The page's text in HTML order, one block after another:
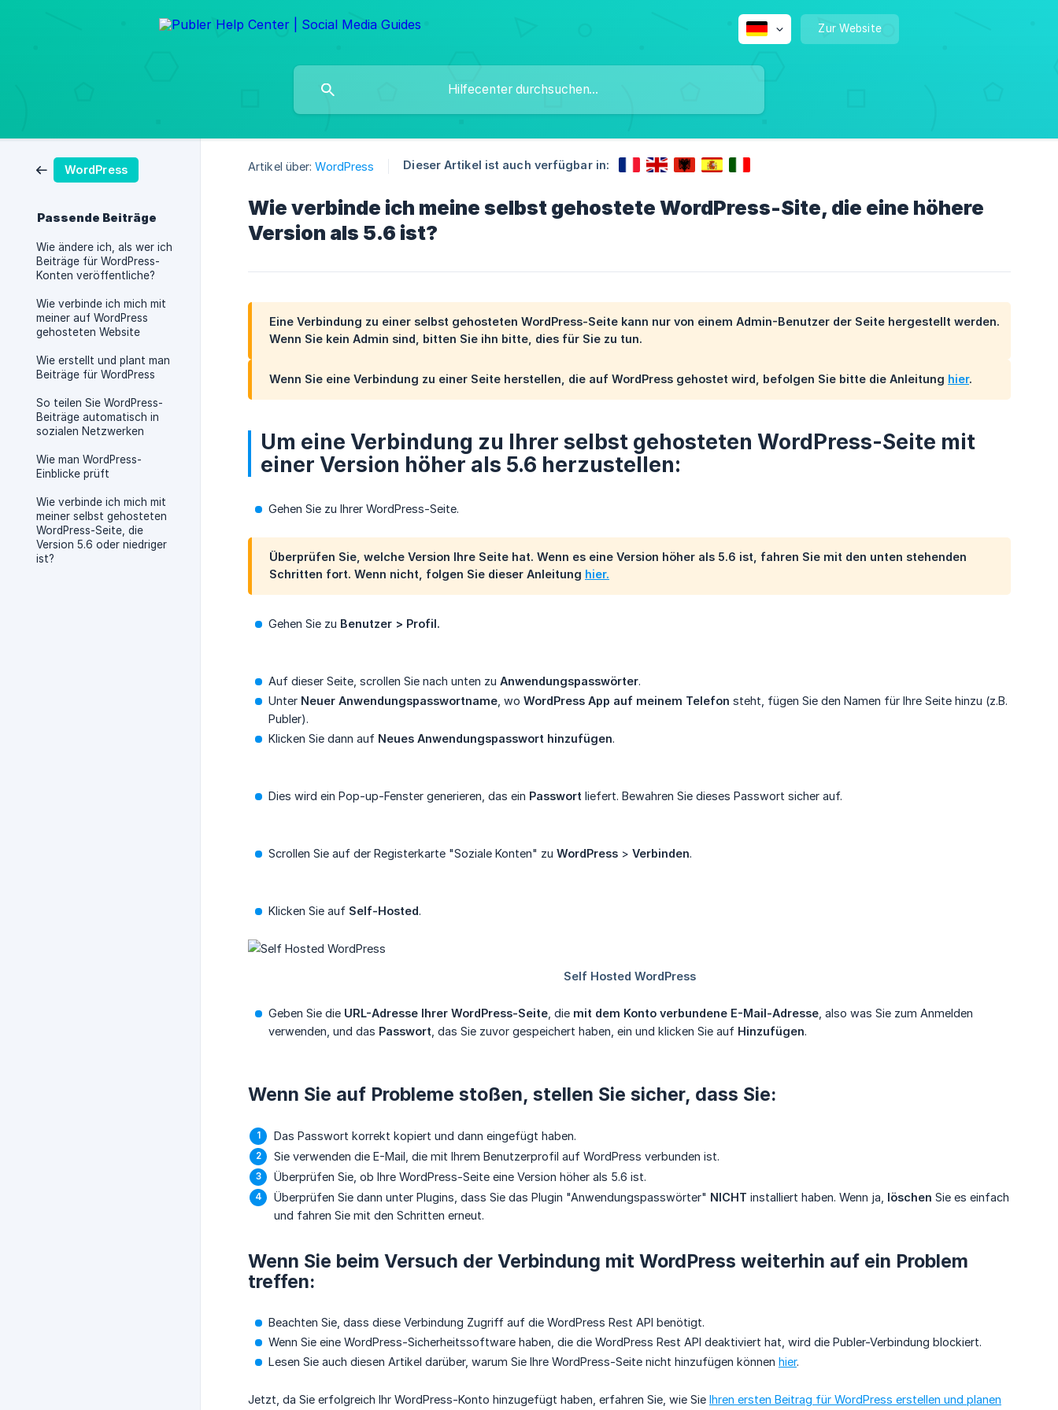
Zur Website
WordPress
Passende Beiträge
Wie ändere ich, als wer ich
Beiträge für WordPress-
Konten veröffentliche?
Wie verbinde ich mich mit
meiner auf WordPress
gehosteten Website
Wie erstellt und plant man
Beiträge für WordPress
So teilen Sie WordPress-
Beiträge automatisch in
sozialen Netzwerken
Wie man WordPress-
Einblicke prüft
Wie verbinde ich mich mit
meiner selbst gehosteten
WordPress-Seite, die
Version 5.6 oder niedriger
ist?
Artikel über: WordPress Dieser Artikel ist auch verfügbar in:
Wie verbinde ich meine selbst gehostete WordPress-Site, die eine höhere
Version als 5.6 ist?
Eine Verbindung zu einer selbst gehosteten WordPress-Seite kann nur von einem Admin-Benutzer der Seite hergestellt werden.
Wenn Sie kein Admin sind, bitten Sie ihn bitte, dies für Sie zu tun.
Wenn Sie eine Verbindung zu einer Seite herstellen, die auf WordPress gehostet wird, befolgen Sie bitte die Anleitung hier.
Um eine Verbindung zu Ihrer selbst gehosteten WordPress-Seite mit
einer Version höher als 5.6 herzustellen:
Gehen Sie zu Ihrer WordPress-Seite.
Überprüfen Sie, welche Version Ihre Seite hat. Wenn es eine Version höher als 5.6 ist, fahren Sie mit den unten stehenden
Schritten fort. Wenn nicht, folgen Sie dieser Anleitung hier.
Gehen Sie zu Benutzer > Profil.
Auf dieser Seite, scrollen Sie nach unten zu Anwendungspasswörter.
Unter Neuer Anwendungspasswortname , wo WordPress App auf meinem Telefon steht, fügen Sie den Namen für Ihre Seite hinzu (z.B.
Publer).
Klicken Sie dann auf Neues Anwendungspasswort hinzufügen.
Dies wird ein Pop-up-Fenster generieren, das ein Passwort liefert. Bewahren Sie dieses Passwort sicher auf.
Scrollen Sie auf der Registerkarte "Soziale Konten" zu WordPress > Verbinden.
Klicken Sie auf Self-Hosted.
Geben Sie die URL-Adresse Ihrer WordPress-Seite , die mit dem Konto verbundene E-Mail-Adresse , also was Sie zum Anmelden
verwenden, und das Passwort , das Sie zuvor gespeichert haben, ein und klicken Sie auf Hinzufügen.
Wenn Sie auf Probleme stoßen, stellen Sie sicher, dass Sie:
Das Passwort korrekt kopiert und dann eingefügt haben.
Sie verwenden die E-Mail, die mit Ihrem Benutzerprofil auf WordPress verbunden ist.
Überprüfen Sie, ob Ihre WordPress-Seite eine Version höher als 5.6 ist.
Überprüfen Sie dann unter Plugins, dass Sie das Plugin "Anwendungspasswörter" NICHT installiert haben. Wenn ja, löschen Sie es einfach
und fahren Sie mit den Schritten erneut.
Wenn Sie beim Versuch der Verbindung mit WordPress weiterhin auf ein Problem
treffen:
Beachten Sie, dass diese Verbindung Zugriff auf die WordPress Rest API benötigt.
Wenn Sie eine WordPress-Sicherheitssoftware haben, die die WordPress Rest API deaktiviert hat, wird die Publer-Verbindung blockiert.
Lesen Sie auch diesen Artikel darüber, warum Sie Ihre WordPress-Seite nicht hinzufügen können hier.
Jetzt, da Sie erfolgreich Ihr WordPress-Konto hinzugefügt haben, erfahren Sie, wie Sie Ihren ersten Beitrag für WordPress erstellen und planen